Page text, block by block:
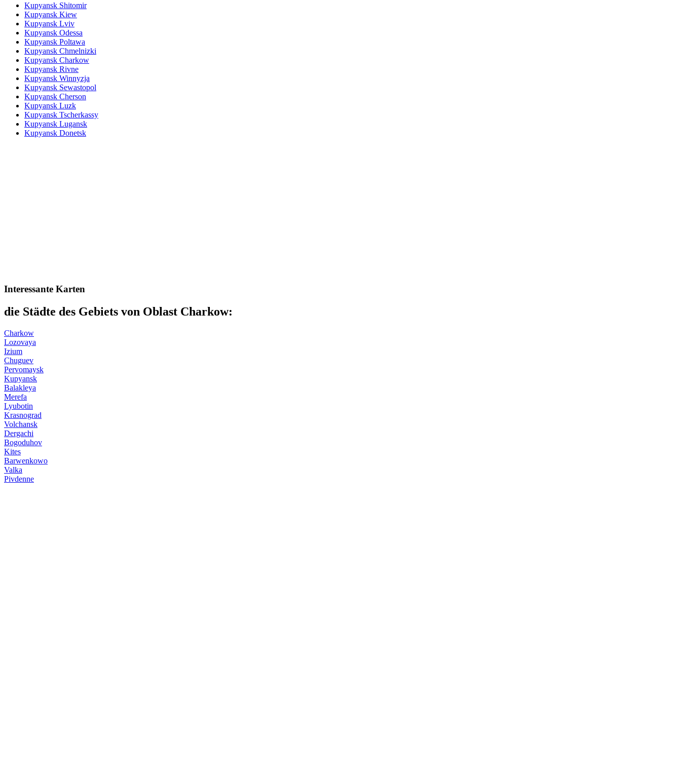
Kupyansk Shitomir
Kupyansk Kiew
Kupyansk Lviv
Kupyansk Odessa
Kupyansk Poltawa
Kupyansk Chmelnizki
Kupyansk Charkow
Kupyansk Rivne
Kupyansk Winnyzja
Kupyansk Sewastopol
Kupyansk Cherson
Kupyansk Luzk
Kupyansk Tscherkassy
Kupyansk Lugansk
Kupyansk Donetsk
Interessante Karten
die Städte des Gebiets von Oblast Charkow:
Charkow
Lozovaya
Izium
Chuguev
Pervomaysk
Kupyansk
Balakleya
Merefa
Lyubotin
Krasnograd
Volchansk
Dergachi
Bogoduhov
Kites
Barwenkowo
Valka
Pivdenne